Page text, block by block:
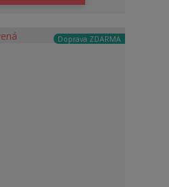
Doprava ZDARMA